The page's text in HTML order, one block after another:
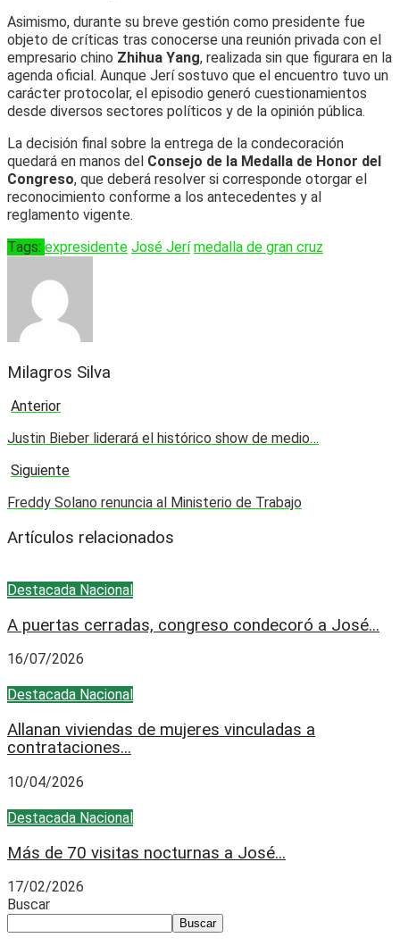
Asimismo, durante su breve gestión como presidente fue
objeto de críticas tras conocerse una reunión privada con el
empresario chino Zhihua Yang, realizada sin que figurara en la
agenda oficial. Aunque Jerí sostuvo que el encuentro tuvo un
carácter protocolar, el episodio generó cuestionamientos
desde diversos sectores políticos y de la opinión pública.
La decisión final sobre la entrega de la condecoración
quedará en manos del Consejo de la Medalla de Honor del
Congreso, que deberá resolver si corresponde otorgar el
reconocimiento conforme a los antecedentes y al
reglamento vigente.
Tags: expresidente José Jerí medalla de gran cruz
Milagros Silva
Anterior
Justin Bieber liderará el histórico show de medio…
Siguiente
Freddy Solano renuncia al Ministerio de Trabajo
Artículos relacionados
Destacada Nacional
A puertas cerradas, congreso condecoró a José...
16/07/2026
Destacada Nacional
Allanan viviendas de mujeres vinculadas a
contrataciones...
10/04/2026
Destacada Nacional
Más de 70 visitas nocturnas a José...
17/02/2026
Buscar
Buscar